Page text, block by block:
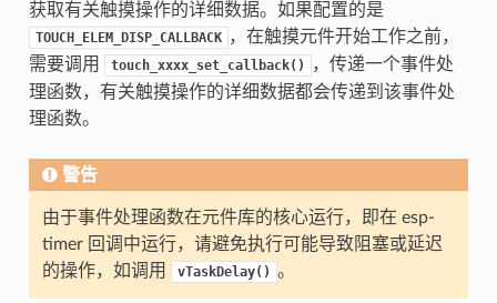
获取有关触摸操作的详细数据。如果配置的是
TOUCH_ELEM_DISP_CALLBACK ，在触摸元件开始工作之前，
需要调用
touch_xxxx_set_callback()
，传递一个事件处
理函数，有关触摸操作的详细数据都会传递到该事件处
理函数。
警告
由于事件处理函数在元件库的核心运行，即在 esp-
timer 回调中运行，请避免执行可能导致阻塞或延迟
的操作，如调用
vTaskDelay() 。